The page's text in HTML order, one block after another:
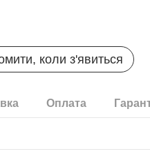
коли з'явиться
Оплата